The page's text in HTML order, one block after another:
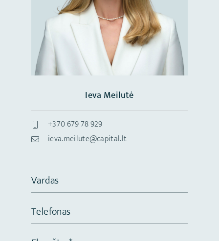
Ieva Meilutė
+370 679 78 929
ieva.meilute@capital.lt
Vardas
Telefonas